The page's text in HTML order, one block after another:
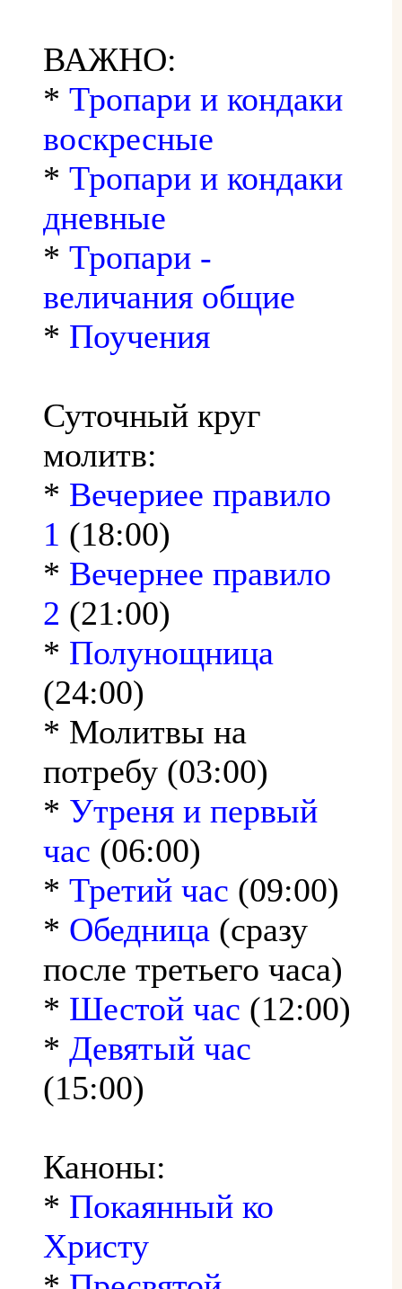
ВАЖНО:
* Тропари и кондаки
воскресные
* Тропари и кондаки
дневные
* Тропари -
величания общие
* Поучения
Суточный круг
молитв:
* Вечериее правило
1 (18:00)
* Вечернее правило
2 (21:00)
* Полунощница
(24:00)
* Молитвы на
потребу (03:00)
* Утреня и первый
час (06:00)
* Третий час (09:00)
* Обедница (сразу
после третьего часа)
* Шестой час (12:00)
* Девятый час
(15:00)
Каноны:
* Покаянный ко
Христу